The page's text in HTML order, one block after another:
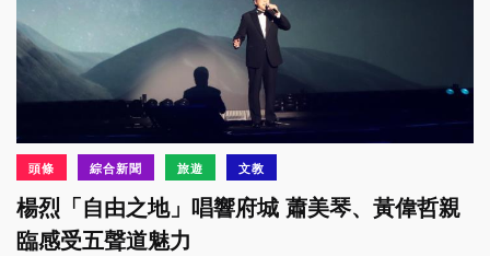
頭條 綜合新聞 旅遊 文教
楊烈「自由之地」唱響府城 蕭美琴、黃偉哲親
臨感受五聲道魅力